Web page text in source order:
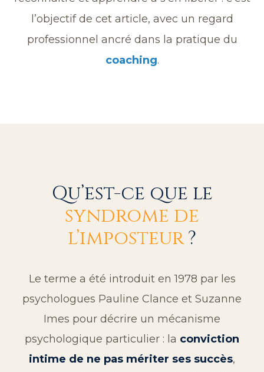
l’objectif de cet article, avec un regard
professionnel ancré dans la pratique du
coaching.
Qu’est-ce que le
syndrome de
l’imposteur?
Le terme a été introduit en 1978 par les
psychologues Pauline Clance et Suzanne
Imes pour décrire un mécanisme
psychologique particulier : la conviction
intime de ne pas mériter ses succès,